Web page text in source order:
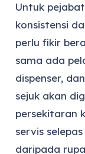
Untuk
konsistensi
perlu fikir
sama ada
dispenser,
sejuk akan
persekitaran
servis
daripada